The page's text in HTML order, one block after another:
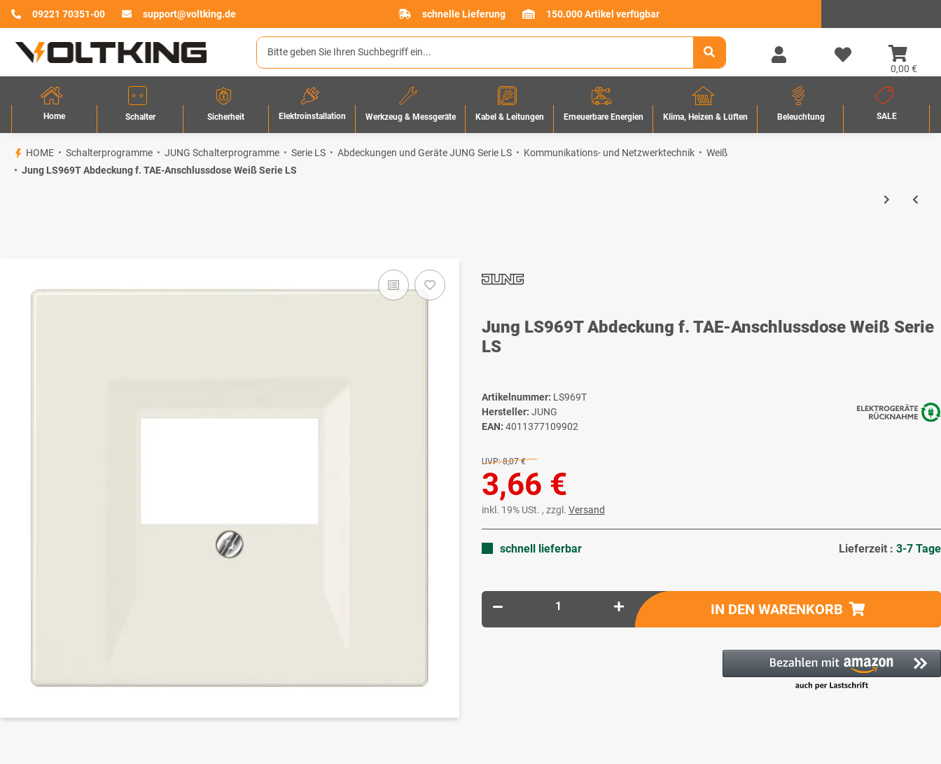
09221 70351-00 support@voltking.de schnelle Lieferung 150.000 Artikel verfügbar
0,00 €
Home Schalter Sicherheit Elektroinstallation Werkzeug & Messgeräte Kabel & Leitungen Erneuerbare Energien Klima, Heizen & Lüften Beleuchtung SALE
HOME Schalterprogramme JUNG Schalterprogramme Serie LS Abdeckungen und Geräte JUNG Serie LS Kommunikations- und Netzwerktechnik
Weiß
Jung LS969T Abdeckung f. TAE-Anschlussdose Weiß Serie LS
Jung LS969T Abdeckung f. TAE-Anschlussdose Weiß Serie
LS
Artikelnummer: LS969T
Hersteller: JUNG
EAN: 4011377109902
UVP: 8,07 €
3,66 €
inkl. 19% USt. , zzgl. Versand
schnell lieferbar Lieferzeit : 3-7 Tage
IN DEN WARENKORB